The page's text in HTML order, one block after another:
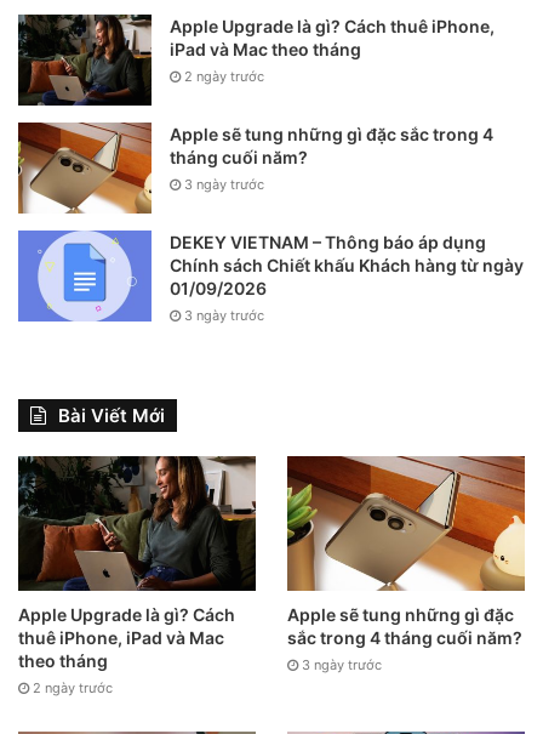
Trong cuộc phỏng vấn với Input, người sáng lập IPPA –
Kenan Aktulun cho biết đã có hàng chục nghìn bức ảnh
được gửi dự thi mỗi năm. Những bức ảnh dự thi hợp lệ
không được phép chỉnh sửa trên máy tính cá nhân nhưng
được phép chỉnh sửa bằng các ứng dụng trên iPhone.
Điều thú vị, một trong những tác phẩm đạt giải năm nay đã
được chụp bằng iPhone 4 – điều này nhấn mạnh rằng bạn
People năm nay. Nó được chụp bởi Omar Lucas – chụp
bằng iPhone 4.
Apple Upgrade là gì? Cách thuê iPhone,
iPad và Mac theo tháng
2 ngày trước
Apple sẽ tung những gì đặc sắc trong 4
tháng cuối năm?
3 ngày trước
DEKEY VIETNAM – Thông báo áp dụng
Chính sách Chiết khấu Khách hàng từ ngày
01/09/2026
3 ngày trước
Bài Viết Mới
Apple Upgrade là gì? Cách
thuê iPhone, iPad và Mac
theo tháng
2 ngày trước
Apple sẽ tung những gì đặc
sắc trong 4 tháng cuối năm?
3 ngày trước